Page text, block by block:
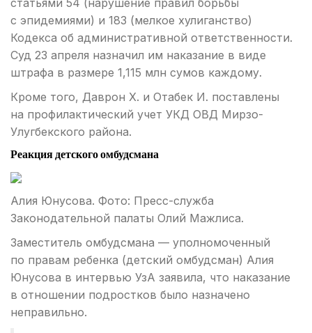
статьями 54 (нарушение правил борьбы
с эпидемиями) и 183 (мелкое хулиганство)
Кодекса об административной ответственности.
Суд 23 апреля назначил им наказание в виде
штрафа в размере 1,115 млн сумов каждому.
Кроме того, Даврон Х. и Отабек И. поставлены
на профилактический учет УКД ОВД Мирзо-
Улугбекского района.
Реакция детского омбудсмана
Алия Юнусова. Фото: Пресс-служба
Законодательной палаты Олий Мажлиса.
Заместитель омбудсмана — уполномоченный
по правам ребенка (детский омбудсман) Алия
Юнусова в интервью УзА заявила, что наказание
в отношении подростков было назначено
неправильно.